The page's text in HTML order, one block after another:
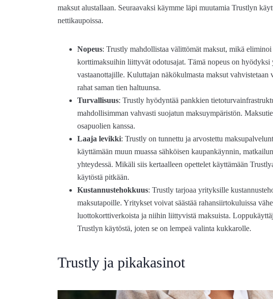
maksut alustallaan. Seuraavaksi käymme läpi muutamia Trustlyn
nettikaupoissa.
Nopeus: Trustly mahdollistaa välittömät maksut, mikä
korttimaksuihin liittyvät odotusajat. Tämä nopeus on
vastaanottajille. Kuluttajan näkökulmasta maksut vahvistetaan
rahat saman tien haltuunsa.
Turvallisuus: Trustly hyödyntää pankkien
mahdollisimman vahvasti suojatun maksuympäristön.
osapuolien kanssa.
Laaja levikki: Trustly on tunnettu ja arvostettu
käyttämään muun muassa sähköisen kaupankäynnin,
yhteydessä. Mikäli siis kertaalleen opettelet käyttämään
käytöstä pitkään.
Kustannustehokkuus: Trustly tarjoaa yrityksille
maksutapoille. Yritykset voivat säästää rahansiirtokuluissa
luottokorttiverkoista ja niihin liittyvistä maksuista.
Trustlyn käytöstä, joten se on lempeä valinta kukkarolle.
Trustly ja pikakasinot